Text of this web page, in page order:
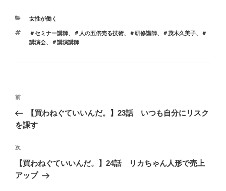
カ
ゴ
リ
女性が働く
タ
グ
＃セミナー講師、 ＃人の五倍売る技術、 ＃研修講師、 ＃茂木久美子、
＃
講演会、 ＃講演講師
投
ナ
ゲ
ー
シ
前
の
投
前
【買わねぐていいんだ。】23話 いつも自分にリスク
を課す
次
の
投
次
【買わねぐていいんだ。】24話 リカちゃん人形で売上
アップ